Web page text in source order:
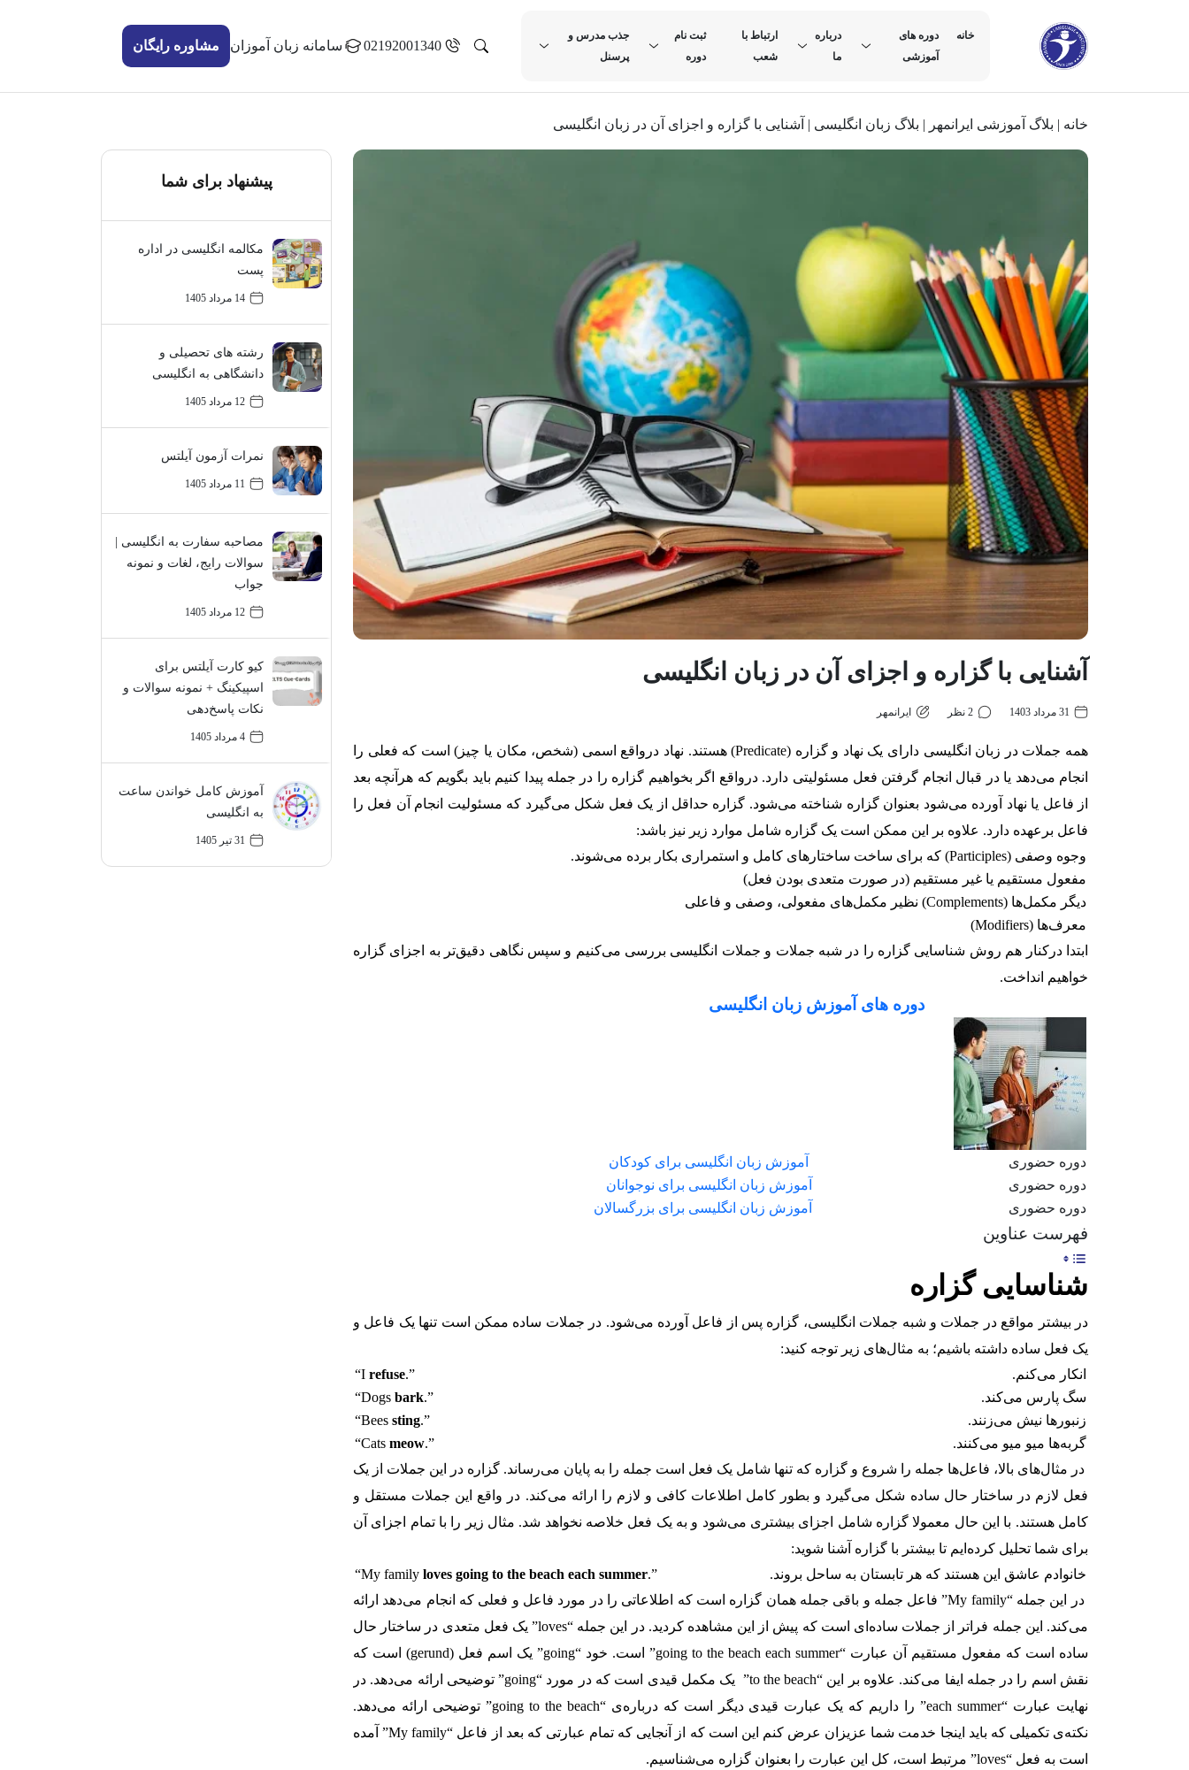
خانه
دوره های
آموزشی
درباره
ما
ارتباط با
شعب
ثبت نام
دوره
جذب مدرس و
پرسنل
02192001340 سامانه زبان آموزان مشاوره رایگان
خانه | بلاگ آموزشی ایرانمهر | بلاگ زبان انگلیسی | آشنایی با گزاره و اجزای آن در زبان انگلیسی
آشنایی با گزاره و اجزای آن در زبان انگلیسی
31 مرداد 1403 2 نظر ایرانمهر
همه جملات در زبان انگلیسی دارای یک نهاد و گزاره (Predicate) هستند. نهاد درواقع اسمی (شخص، مکان یا چیز) است که فعلی را
انجام می‌دهد یا در قبال انجام گرفتن فعل مسئولیتی دارد. درواقع اگر بخواهیم گزاره را در جمله پیدا کنیم باید بگویم که هرآنچه بعد
از فاعل یا نهاد آورده می‌شود بعنوان گزاره شناخته می‌شود. گزاره حداقل از یک فعل شکل می‌گیرد که مسئولیت انجام آن فعل را
فاعل برعهده دارد. علاوه بر این ممکن است یک گزاره شامل موارد زیر نیز باشد:
وجوه وصفی (Participles) که برای ساخت ساختارهای کامل و استمراری بکار برده می‌شوند.
مفعول مستقیم یا غیر مستقیم (در صورت متعدی بودن فعل)
دیگر مکمل‌ها (Complements) نظیر مکمل‌های مفعولی،‌ وصفی و فاعلی
معرف‌ها (Modifiers)
ابتدا درکنار هم روش شناسایی گزاره را در شبه جملات و جملات انگلیسی بررسی می‌کنیم و سپس نگاهی دقیق‌تر به اجزای گزاره
خواهیم انداخت.
دوره های آموزش زبان انگلیسی
دوره حضوری
آموزش زبان انگلیسی برای کودکان
دوره حضوری
آموزش زبان انگلیسی برای نوجوانان
دوره حضوری
آموزش زبان انگلیسی برای بزرگسالان
فهرست عناوین
شناسایی گزاره
در بیشتر مواقع در جملات و شبه جملات انگلیسی، گزاره پس از فاعل آورده می‌شود. در جملات ساده ممکن است تنها یک فاعل و
یک فعل ساده داشته باشیم؛ به مثال‌های زیر توجه کنید:
انکار می‌کنم.
“I refuse.”
سگ پارس می‌کند.
“Dogs bark.”
زنبورها نیش می‌زنند.
“Bees sting.”
گربه‌ها میو میو می‌کنند.
“Cats meow.”
در مثال‌های بالا، فاعل‌ها جمله را شروع و گزاره که تنها شامل یک فعل است جمله را به پایان می‌رساند. گزاره در این جملات از یک
فعل لازم در ساختار حال ساده شکل می‌گیرد و بطور کامل اطلاعات کافی و لازم را ارائه می‌کند. در واقع این جملات مستقل و
کامل هستند. با این حال معمولا گزاره شامل اجزای بیشتری می‌شود و به یک فعل خلاصه نخواهد شد. مثال زیر را با تمام اجزای آن
برای شما تحلیل کرده‌ایم تا بیشتر با گزاره آشنا شوید:
خانوادم عاشق این هستند که هر تابستان به ساحل بروند.
“My family loves going to the beach each summer.”
در این جمله “My family” فاعل جمله و باقی جمله همان گزاره است که اطلاعاتی را در مورد فاعل و فعلی که انجام می‌دهد ارائه
می‌کند. این جمله فراتر از جملات ساده‌ای است که پیش از این مشاهده کردید. در این جمله “loves” یک فعل متعدی در ساختار حال
ساده است که مفعول مستقیم آن عبارت “going to the beach each summer” است. خود “going” یک اسم فعل (gerund) است که
نقش اسم را در جمله ایفا می‌کند. علاوه بر این “to the beach” یک مکمل قیدی است که در مورد “going” توضیحی ارائه می‌دهد. در
نهایت عبارت “each summer” را داریم که یک عبارت قیدی دیگر است که درباره‌ی “going to the beach” توضیحی ارائه می‌دهد.
نکته‌ی تکمیلی که باید اینجا خدمت شما عزیزان عرض کنم این است که از آنجایی که تمام عبارتی که بعد از فاعل “My family” آمده
است به فعل “loves” مرتبط است، کل این عبارت را بعنوان گزاره می‌شناسیم.
پیشنهاد برای شما
مکالمه انگلیسی در اداره
پست
14 مرداد 1405
رشته های تحصیلی و
دانشگاهی به انگلیسی
12 مرداد 1405
نمرات آزمون آیلتس
11 مرداد 1405
مصاحبه سفارت به انگلیسی |
سوالات رایج، لغات و نمونه
جواب
12 مرداد 1405
کیو کارت آیلتس برای
اسپیکینگ + نمونه سوالات و
نکات پاسخ‌دهی
4 مرداد 1405
آموزش کامل خواندن ساعت
به انگلیسی
31 تیر 1405